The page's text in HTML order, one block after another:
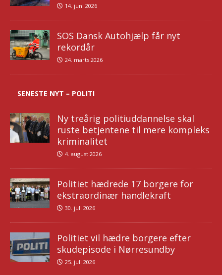
14. juni 2026
SOS Dansk Autohjælp får nyt
rekordår
24. marts 2026
SENESTE NYT – POLITI
Ny treårig politiuddannelse skal
ruste betjentene til mere kompleks
kriminalitet
4. august 2026
Politiet hædrede 17 borgere for
ekstraordinær handlekraft
30. juli 2026
Politiet vil hædre borgere efter
skudepisode i Nørresundby
25. juli 2026